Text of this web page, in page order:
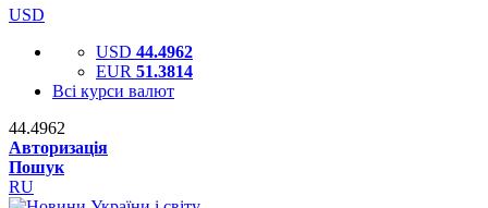
USD
USD 44.4962
EUR 51.3814
Всі курси валют
44.4962
Авторизація
Пошук
RU